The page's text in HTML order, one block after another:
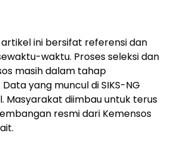
ini bersifat referensi dan
waktu. Proses seleksi dan
masih dalam tahap
yang muncul di SIKS-NG
Masyarakat diimbau untuk terus
resmi dari Kemensos